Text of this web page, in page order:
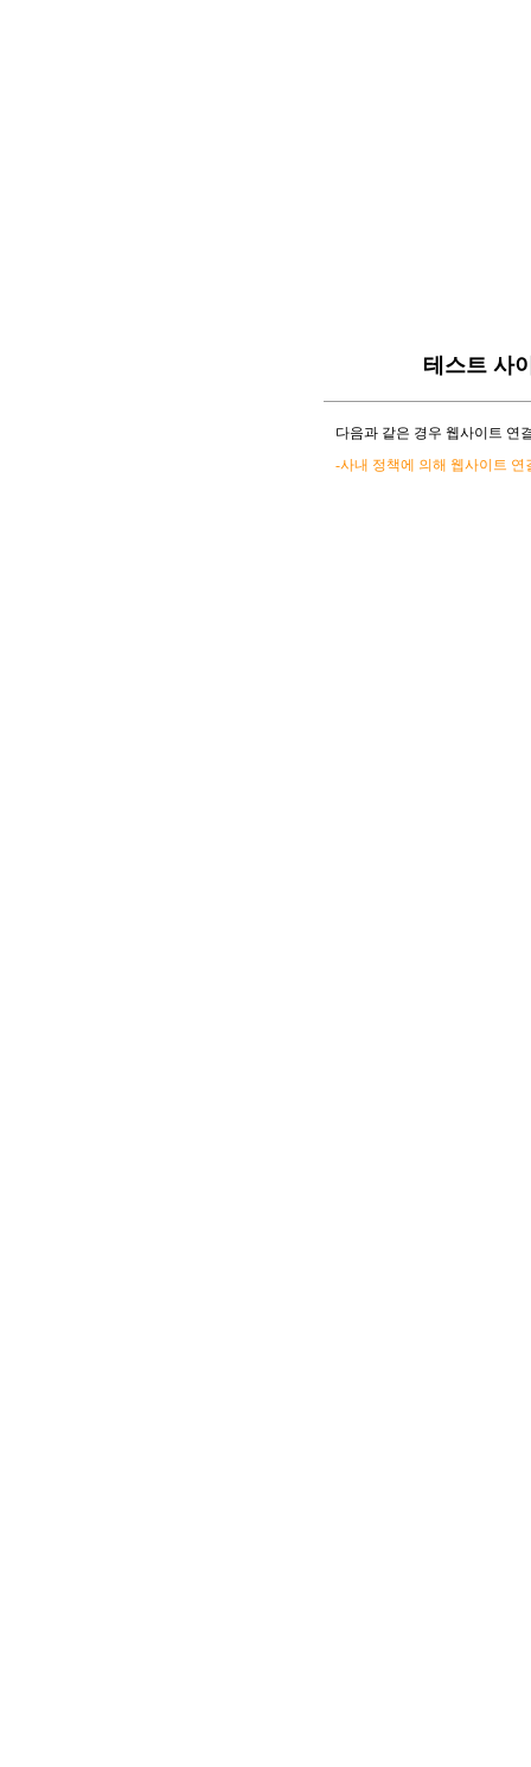
테스트 사
다음과 같은 경우 웹사이트 연
-사내 정책에 의해 웹사이트